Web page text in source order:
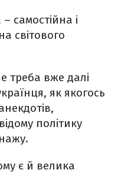
самостійна і
світового
треба вже далі
як якогось
політику
є й велика